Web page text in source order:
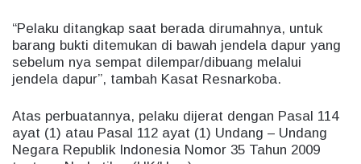
“Pelaku ditangkap saat berada dirumahnya, untuk
barang bukti ditemukan di bawah jendela dapur yang
sebelum nya sempat dilempar/dibuang melalui
jendela dapur”, tambah Kasat Resnarkoba.
Atas perbuatannya, pelaku dijerat dengan Pasal 114
ayat (1) atau Pasal 112 ayat (1) Undang – Undang
Negara Republik Indonesia Nomor 35 Tahun 2009